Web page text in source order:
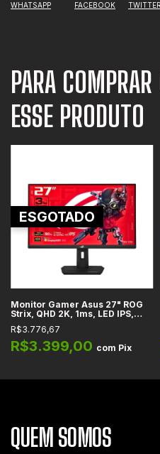
WHATSAPP FACEBOOK TWITTER
PARA
ESSE PRODUTO
ESGOTADO
Monitor Gamer Asus 27" ROG
Strix, QHD 2K, 1ms, LED IPS,
180Hz, FreeSync, HDMI 2.0,
USB-C, DisplayPort 1.4, HDR10,
sRGB - XG27ACS
R$3.776,67
R$3.399,00 com Pix
QUEM SOMOS